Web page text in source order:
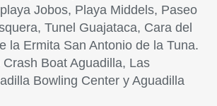
Jobos, Playa Middels, Paseo
Tunel Guajataca, Cara del
la Ermita San Antonio de la Tuna.
Boat Aguadilla, Las
Bowling Center y Aguadilla